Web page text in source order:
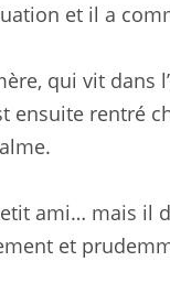
et il a
qui vit dans
rentré
ami… mais il
et